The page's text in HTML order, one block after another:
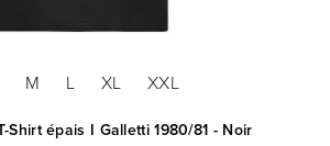
M L XL XXL
Shirt épais I Galletti 1980/81 - Noir